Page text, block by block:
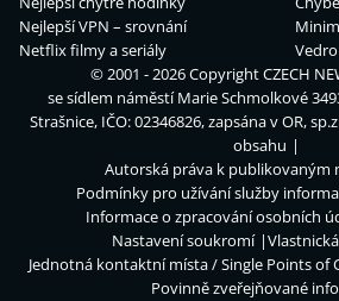
Nejlepší VPN – srovnání
Netflix filmy a seriály
© 2001 - 2026 CopyrightCZECH
se sídlem náměstí Marie Schmolkové
Strašnice, IČO: 02346826, zapsána v OR,
obsahu
Autorská práva k publikovaným
Podmínky pro užívání služby
Informace o zpracování osobních
Nastavení soukromí
Jednotná kontaktní místa / Single Points of
Povinně zveřejňované